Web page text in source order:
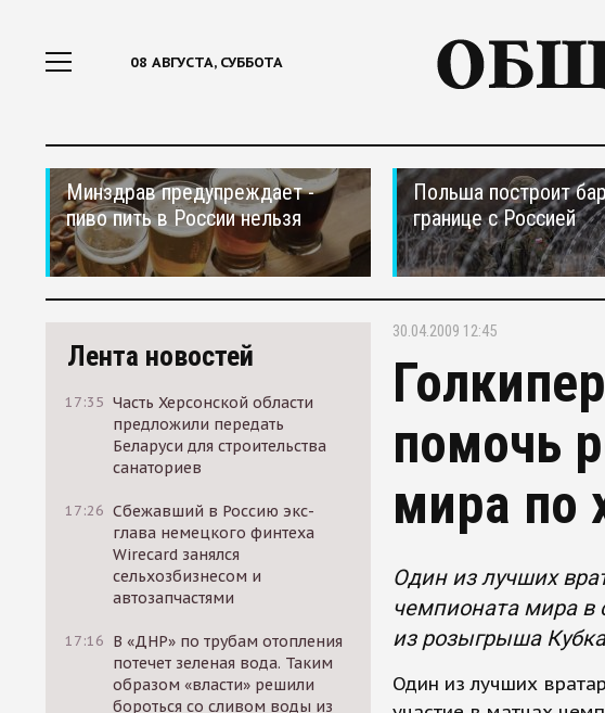
08 АВГУСТА, СУББОТА
Минздрав предупреждает -
пиво пить в России нельзя
Польша построит
границе с Россией
Лента новостей
17:35 Часть Херсонской области
предложили передать
Беларуси для строительства
санаториев
17:26 Сбежавший в Россию экс-
глава немецкого финтеха
Wirecard занялся
сельхозбизнесом и
автозапчастями
17:16 В «ДНР» по трубам отопления
потечет зеленая вода. Таким
образом «власти» решили
бороться со сливом воды из
30.04.2009 12:45
помочь
мира по
Один из лучших
чемпионата мира в
из розыгрыша
Один из лучших